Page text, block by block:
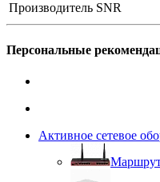
Производитель SNR
Персональные
Активное сетевое